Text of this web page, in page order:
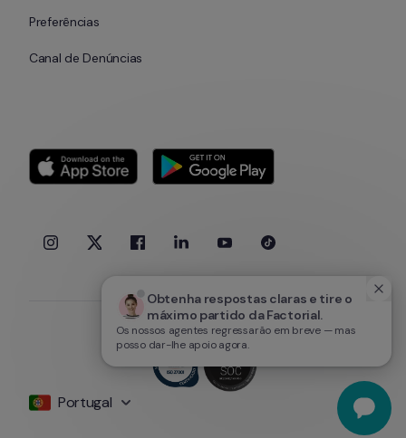
Obtenha respostas claras e tire o
máximo partido da Factorial.
Os nossos agentes regressarão em breve — mas
posso dar-lhe apoio agora.
Preferências
Canal de Denúncias
Portugal